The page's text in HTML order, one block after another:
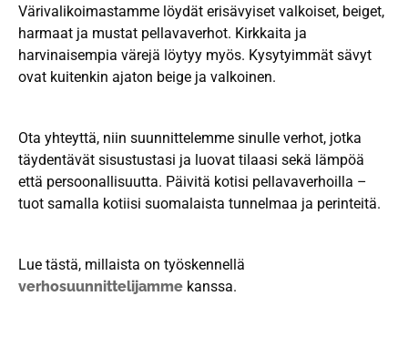
Värivalikoimastamme löydät erisävyiset valkoiset, beiget,
harmaat ja mustat pellavaverhot. Kirkkaita ja
harvinaisempia värejä löytyy myös. Kysytyimmät sävyt
ovat kuitenkin ajaton beige ja valkoinen.
Ota yhteyttä, niin suunnittelemme sinulle verhot, jotka
täydentävät sisustustasi ja luovat tilaasi sekä lämpöä
että persoonallisuutta. Päivitä kotisi pellavaverhoilla –
tuot samalla kotiisi suomalaista tunnelmaa ja perinteitä.
Lue tästä, millaista on työskennellä
verhosuunnittelijamme kanssa.